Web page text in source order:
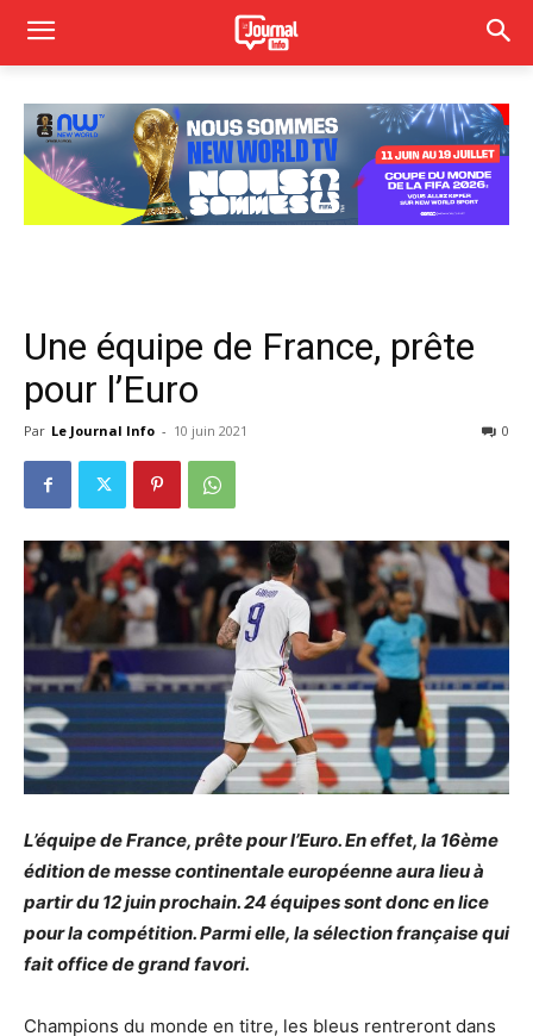
Une équipe de France, prête
pour l’Euro
Par Le Journal Info - 10 juin 2021 0
L’équipe de France, prête pour l’Euro. En effet, la 16ème
édition de messe continentale européenne aura lieu à
partir du 12 juin prochain. 24 équipes sont donc en lice
pour la compétition. Parmi elle, la sélection française qui
fait office de grand favori.
Champions du monde en titre, les bleus rentreront dans